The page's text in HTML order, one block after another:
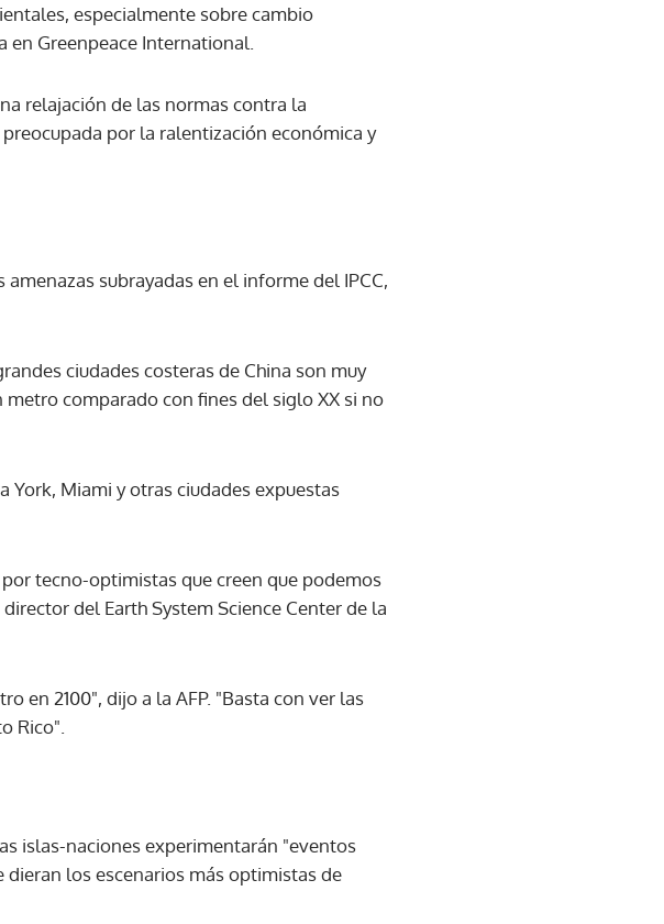
especialmente sobre cambio
Greenpeace International.
relajación de las normas contra la
por la ralentización económica y
subrayadas en el informe del IPCC,
ciudades costeras de China son muy
comparado con fines del siglo XX si no
York, Miami y otras ciudades expuestas
tecno-optimistas que creen que podemos
del Earth System Science Center de la
en 2100", dijo a la AFP. "Basta con ver las
Rico".
islas-naciones experimentarán "eventos
los escenarios más optimistas de